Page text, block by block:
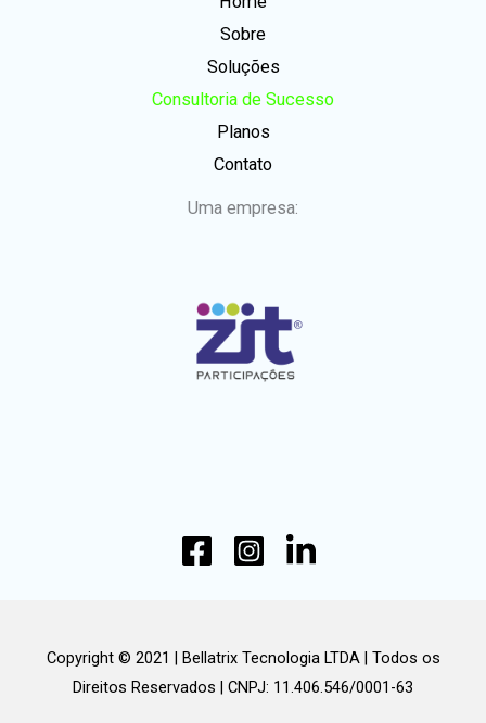
Sobre
Soluções
Consultoria de Sucesso
Planos
Contato
Uma empresa:
Copyright © 2021 | Bellatrix Tecnologia LTDA | Todos os
Direitos Reservados | CNPJ: 11.406.546/0001-63